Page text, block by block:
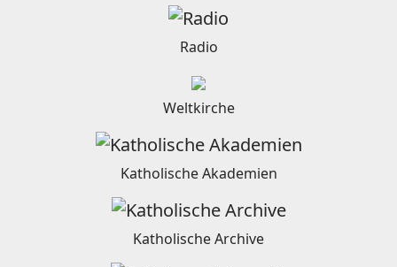
Radio
Weltkirche
Katholische Akademien
Katholische Archive